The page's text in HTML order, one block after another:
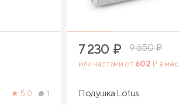
5.0 1
7 230 ₽ 9 650₽
или частями от602 ₽ в мес.
Подушка Lotus